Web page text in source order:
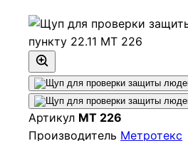
Артикул МТ 226
Производитель Метротекс